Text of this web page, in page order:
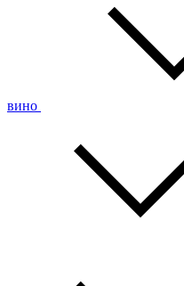
вино